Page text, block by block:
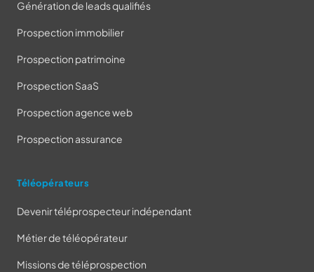
Génération de leads qualifiés
Prospection immobilier
Prospection patrimoine
Prospection SaaS
Prospection agence web
Prospection assurance
Téléopérateurs
Devenir téléprospecteur indépendant
Métier de téléopérateur
Missions de téléprospection